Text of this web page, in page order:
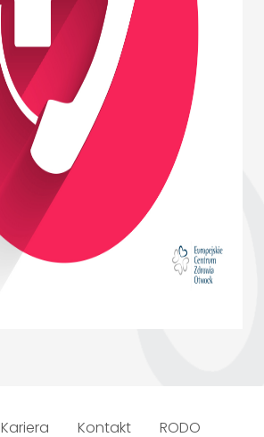
Kariera Kontakt RODO